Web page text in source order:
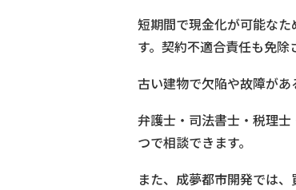
短期間で現金化が可能な
す。契約不適合責任も免除
古い建物で欠陥や故障があ
弁護士・司法書士・税理
つで相談できます。
また、成夢都市開発では